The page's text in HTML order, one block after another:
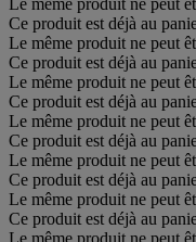
Le même produit ne peut
Ce produit est déjà au
Le même produit ne peut
Ce produit est déjà au
Le même produit ne peut
Ce produit est déjà au
Le même produit ne peut
Ce produit est déjà au
Le même produit ne peut
Ce produit est déjà au
Le même produit ne peut
Ce produit est déjà au